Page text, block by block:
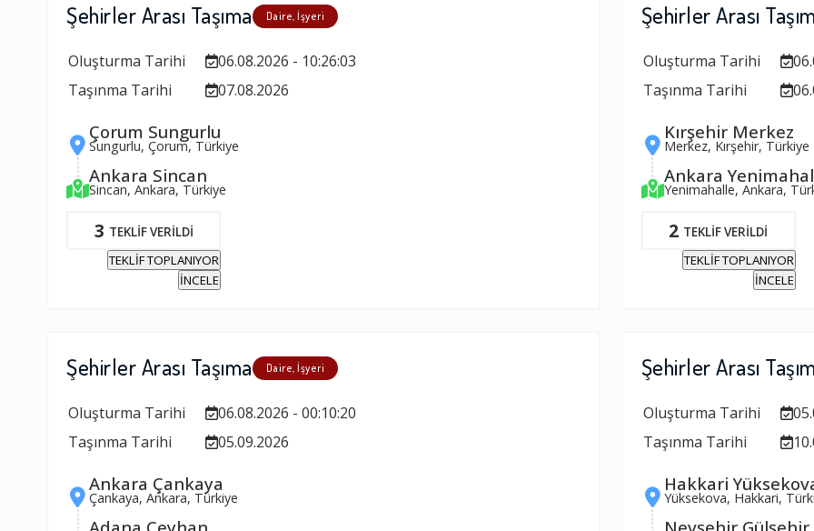
Şehirler Arası Taşıma Daire, İşyeri
Oluşturma Tarihi
06.08.2026 - 10:26:03
Taşınma Tarihi
07.08.2026
Çorum Sungurlu
Sungurlu, Çorum, Türkiye
Ankara Sincan
Sincan, Ankara, Türkiye
3 TEKLİF VERİLDİ
TEKLİF TOPLANIYOR
İNCELE
Şehirler Arası
Oluşturma Tarihi
Taşınma Tarihi
Kırşehir Merkez
Merkez, Kırşehir, Türkiye
Ankara
Yenimahalle, Ankara,
2 TEKLİF VERİLDİ
TEKLİF TOPLANIYOR
İNCELE
Şehirler Arası Taşıma Daire, İşyeri
Oluşturma Tarihi
06.08.2026 - 00:10:20
Taşınma Tarihi
05.09.2026
Ankara Çankaya
Çankaya, Ankara, Türkiye
Şehirler Arası
Oluşturma Tarihi
Taşınma Tarihi
Hakkari
Yüksekova, Hakkari,